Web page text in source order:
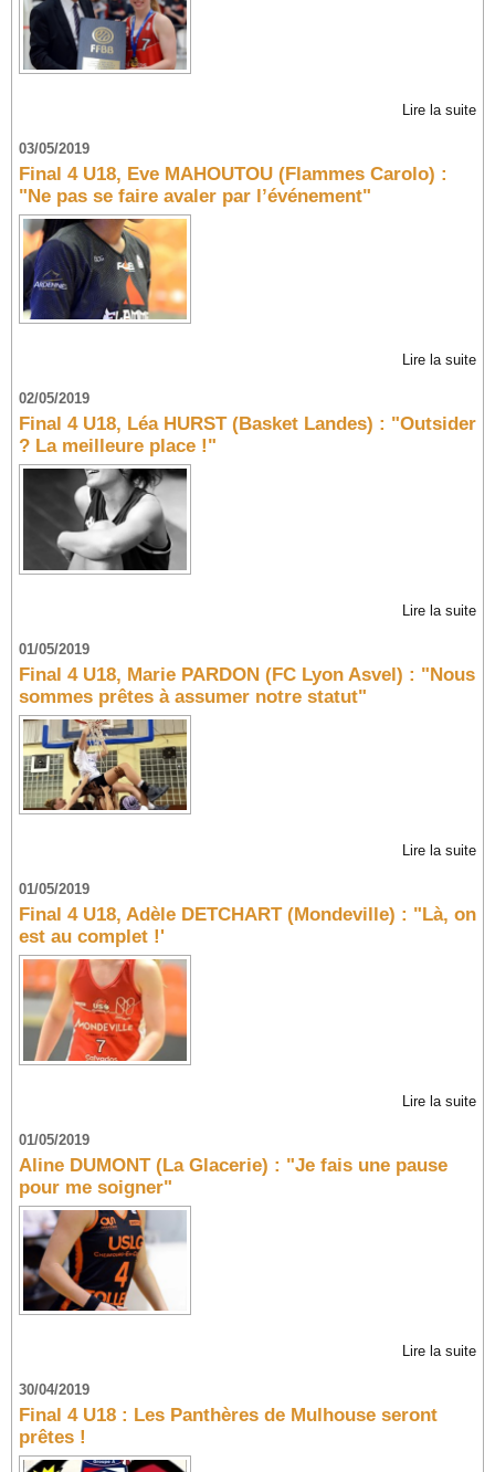
Lire la suite
03/05/2019
Final 4 U18, Eve MAHOUTOU (Flammes Carolo) :
"Ne pas se faire avaler par l’événement"
Lire la suite
02/05/2019
Final 4 U18, Léa HURST (Basket Landes) : "Outsider
? La meilleure place !"
Lire la suite
01/05/2019
Final 4 U18, Marie PARDON (FC Lyon Asvel) : "Nous
sommes prêtes à assumer notre statut"
Lire la suite
01/05/2019
Final 4 U18, Adèle DETCHART (Mondeville) : "Là, on
est au complet !'
Lire la suite
01/05/2019
Aline DUMONT (La Glacerie) : "Je fais une pause
pour me soigner"
Lire la suite
30/04/2019
Final 4 U18 : Les Panthères de Mulhouse seront
prêtes !